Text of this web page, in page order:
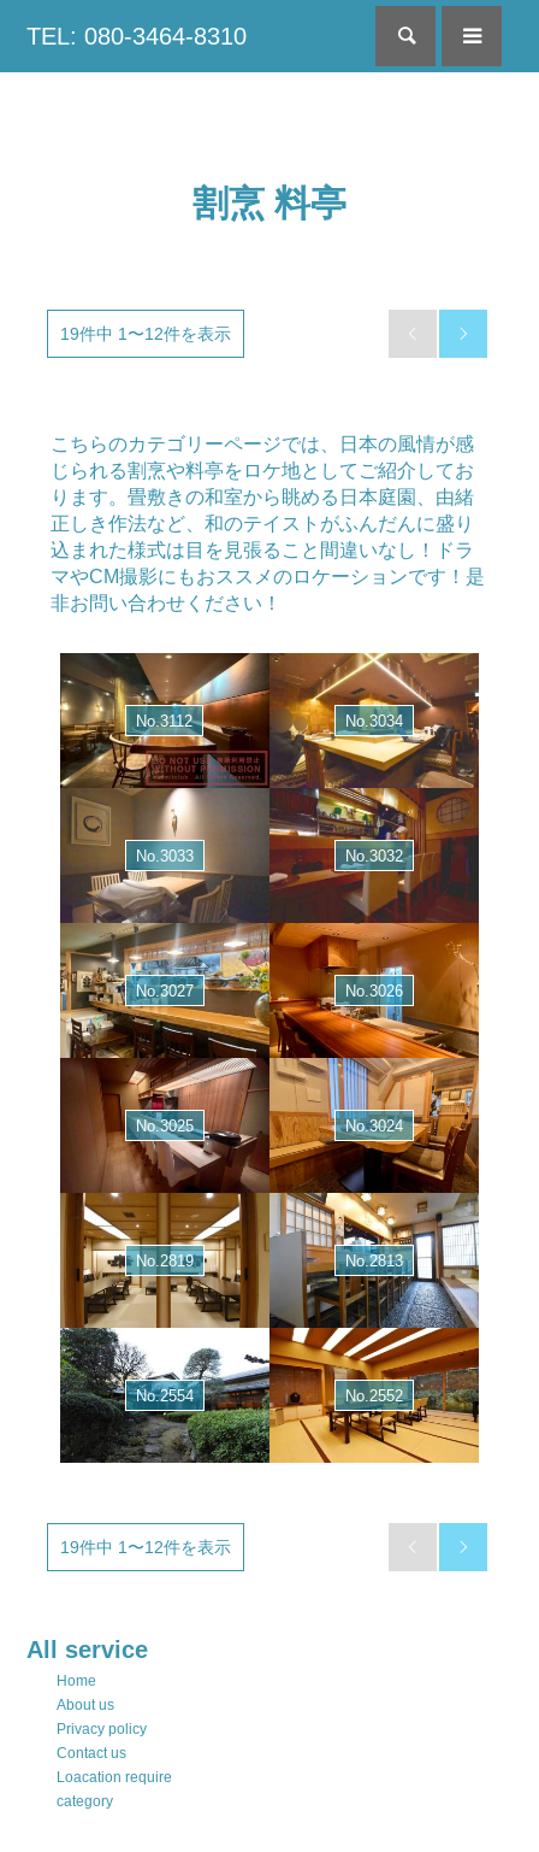
TEL: 080-3464-8310 検索
割烹 料亭
19件中 1〜12件を表示  
こちらのカテゴリーページでは、日本の風情が感
じられる割烹や料亭をロケ地としてご紹介してお
ります。畳敷きの和室から眺める日本庭園、由緒
正しき作法など、和のテイストがふんだんに盛り
込まれた様式は目を見張ること間違いなし！ドラ
マやCM撮影にもおススメのロケーションです！是
非お問い合わせください！
No.3112 No.3034
No.3033 No.3032
No.3027 No.3026
No.3025 No.3024
No.2819 No.2813
No.2554 No.2552
19件中 1〜12件を表示  
All service
Home
About us
Privacy policy
Contact us
Loacation require
category